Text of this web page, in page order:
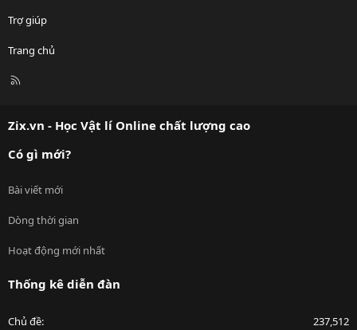
Trợ giúp
Trang chủ
R
Zix.vn - Học Vật lí Online chất lượng cao
Có gì mới?
Bài viết mới
Dòng thời gian
Hoạt động mới nhất
Thống kê diễn đàn
Chủ đề 237,512